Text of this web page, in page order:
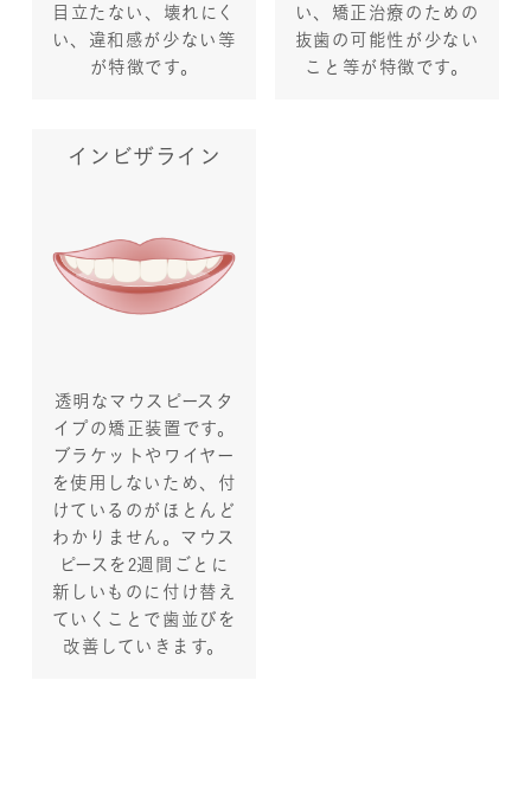
目立たない、壊れにく
い、違和感が少ない等
が特徴です。
い、矯正治療のための
抜歯の可能性が少ない
こと等が特徴です。
インビザライン
透明なマウスピースタ
イプの矯正装置です。
ブラケットやワイヤー
を使用しないため、付
けているのがほとんど
わかりません。マウス
ピースを2週間ごとに
新しいものに付け替え
ていくことで歯並びを
改善していきます。